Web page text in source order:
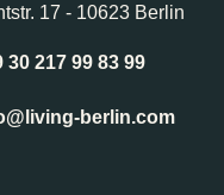
17 - 10623 Berlin
30 217 99 83 99
berlin.com